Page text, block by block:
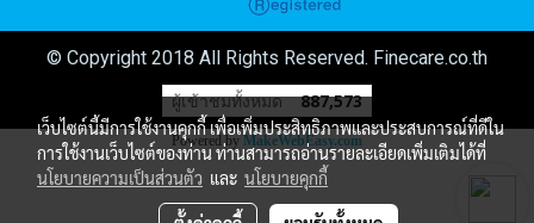
© Copyright 2018 All Rights Reserved. Finecare.co.th
ผู้เข้าชมวันนี้
1
Powered byMakeWebEasy.com
เว็บไซต์นี้มีการใช้งานคุกกี้ เพื่อเพิ่มประสิทธิภาพและประสบการณ์ที่ดีใน
การใช้งานเว็บไซต์ของท่าน ท่านสามารถอ่านรายละเอียดเพิ่มเติมได้ที่
นโยบายความเป็นส่วนตัว และ นโยบายคุกกี้